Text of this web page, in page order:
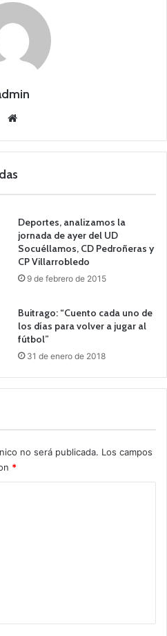
we
Deportes, analizamos la
jornada de ayer del UD
Socuéllamos, CD Pedroñeras y
CP Villarrobledo
9 de febrero de 2015
Buitrago: “Cuento cada uno de
los días para volver a jugar al
fútbol”
31 de enero de 2018
no será publicada. Los campos
*